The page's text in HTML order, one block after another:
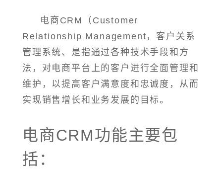
电商CRM（Customer
Relationship Management，客户关系
管理系统、是指通过各种技术手段和方
法，对电商平台上的客户进行全面管理和
维护，以提高客户满意度和忠诚度，从而
实现销售增长和业务发展的目标。
电商CRM功能主要包
括：